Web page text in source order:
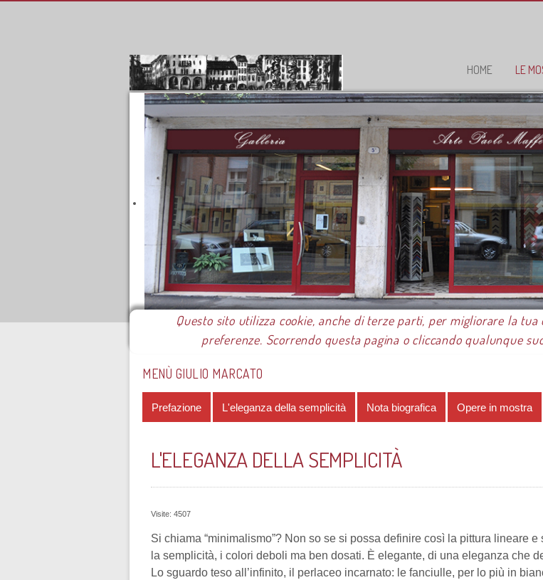
HOME LE
Questo sito utilizza cookie, anche di terze parti, per migliorare la
preferenze. Scorrendo questa pagina o cliccando qualunque
Home Le mostre Mostre 2020 Giulio Marcato L'eleganza della semplicità
MENÙ GIULIO MARCATO
Prefazione L'eleganza della semplicità Nota biografica Opere in mostra
L'ELEGANZA DELLA SEMPLICITÀ
Visite: 4507
Si chiama “minimalismo”? Non so se si possa definire così la pittura lineare
la semplicità, i colori deboli ma ben dosati. È elegante, di una eleganza che
Lo sguardo teso all’infinito, il perlaceo incarnato: le fanciulle, per lo più in